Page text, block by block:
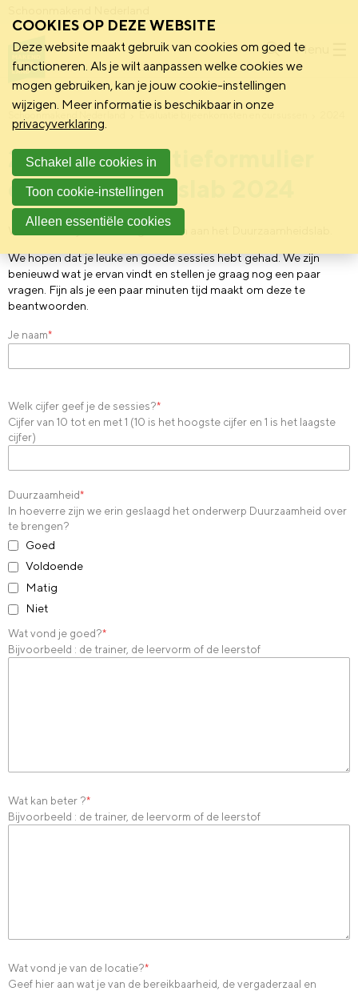
Menu
Schoonmakend Nederland
2024 | Evaluatieformulier
duurzaamheidslab 2024
Wat leuk dat je hebt deelgenomen aan het Duurzaamheidslab.
We hopen dat je leuke en goede sessies hebt gehad. We zijn
benieuwd wat je ervan vindt en stellen je graag nog een paar
vragen. Fijn als je een paar minuten tijd maakt om deze te
beantwoorden.
Je naam*
Welk cijfer geef je de sessies?*
Cijfer van 10 tot en met 1 (10 is het hoogste cijfer en 1 is het laagste
cijfer)
Duurzaamheid*
In hoeverre zijn we erin geslaagd het onderwerp Duurzaamheid over
te brengen?
Goed
Voldoende
Matig
Niet
Wat vond je goed?*
Bijvoorbeeld : de trainer, de leervorm of de leerstof
Wat kan beter ?*
Bijvoorbeeld : de trainer, de leervorm of de leerstof
Wat vond je van de locatie?*
Geef hier aan wat je van de bereikbaarheid, de vergaderzaal en
COOKIES OP DEZE WEBSITE
Deze website maakt gebruik van cookies om goed te
functioneren. Als je wilt aanpassen welke cookies we
mogen gebruiken, kan je jouw cookie-instellingen
wijzigen. Meer informatie is beschikbaar in onze
privacyverklaring.
Schakel alle cookies in
Toon cookie-instellingen
Alleen essentiële cookies